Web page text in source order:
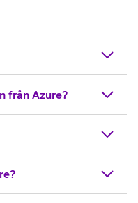
från Azure?